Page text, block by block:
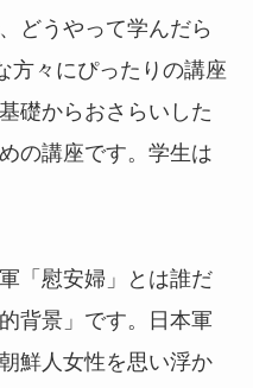
どうやって学んだら
々にぴったりの講座
礎からおさらいした
の講座です。学生は
「慰安婦」とは誰だ
背景」です。日本軍
鮮人女性を思い浮か